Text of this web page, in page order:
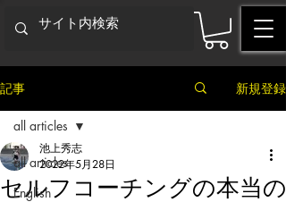
記事 新規登録
all articles
English
all articles
セルフコーチングの本当の
池上秀志
2022年5月28日